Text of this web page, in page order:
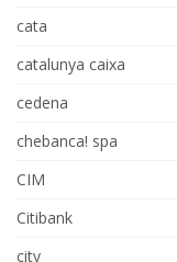
cata
catalunya caixa
cedena
chebanca! spa
CIM
Citibank
city